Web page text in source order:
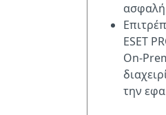
ESET
On-
την